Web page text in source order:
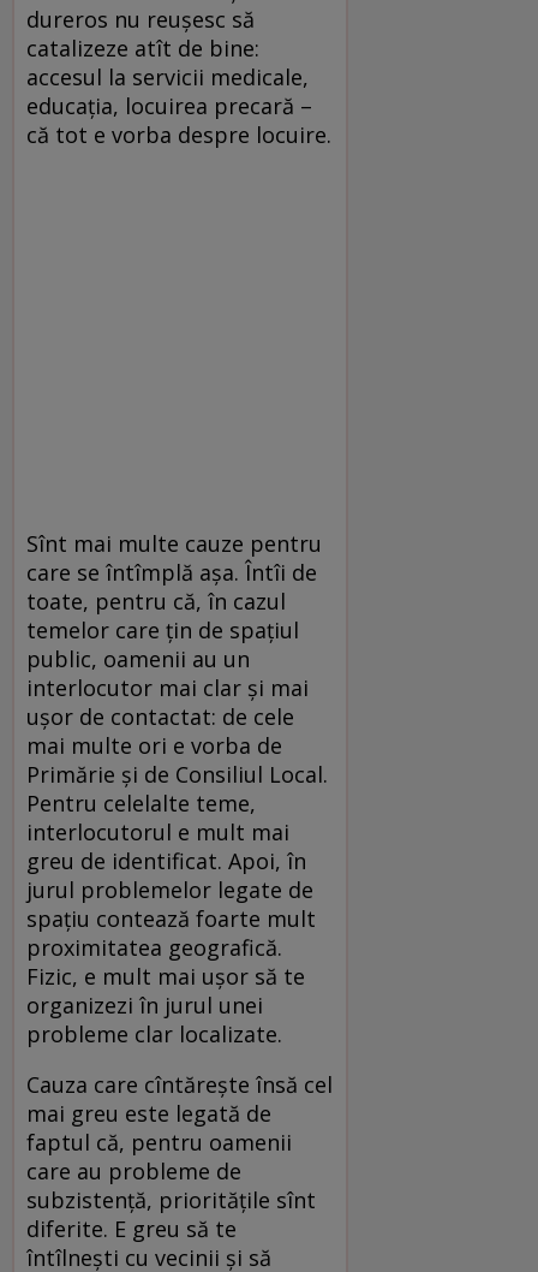
dureros nu reuşesc să
catalizeze atît de bine:
accesul la servicii medicale,
educaţia, locuirea precară –
că tot e vorba despre locuire.
Sînt mai multe cauze pentru
care se întîmplă aşa. Întîi de
toate, pentru că, în cazul
temelor care ţin de spaţiul
public, oamenii au un
interlocutor mai clar şi mai
uşor de contactat: de cele
mai multe ori e vorba de
Primărie şi de Consiliul Local.
Pentru celelalte teme,
interlocutorul e mult mai
greu de identificat. Apoi, în
jurul problemelor legate de
spaţiu contează foarte mult
proximitatea geografică.
Fizic, e mult mai uşor să te
organizezi în jurul unei
probleme clar localizate.
Cauza care cîntăreşte însă cel
mai greu este legată de
faptul că, pentru oamenii
care au probleme de
subzistenţă, priorităţile sînt
diferite. E greu să te
întîlneşti cu vecinii şi să